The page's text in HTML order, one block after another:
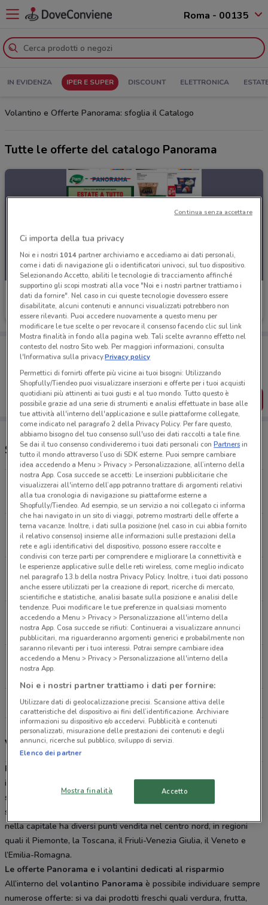
Roma - 00135
IN EVIDENZA IPER E SUPER DISCOUNT ELETTRONICA
Volantino e Offerte Panorama: sfoglia il Catalogo
Tutte le offerte del catalogo Panorama
Panorama
Scade mercoledì
Porta DoveConviene sempre con te!
Puoi trovare le migliori offerte dei negozi vicino a te,
dal tuo cellulare.
SCARICA L’APP
Supermercati e orari Panorama
Via Gino Frontali, 14 Roma
5.9 km
APERTO
Via Aurelia Km 8,05 Roma
6.6 km
APERTO
Via Tiburtina, 757 Roma
8.5 km
APERTO
Via Mario Rigamonti, 100 Roma
11.4 km
APERTO
Via Collatina, 858 Guidonia Montecelio
17.1 km
Tutti i negozi Panorama
Volantino, offerte e carta Per Te Panorama
Panorama
ipermercati del gruppo. Pam Panorama quindi si dedica ai
supermercati di grandi dimensioni proponendo ai clienti una grande
scelta di generi alimentari e non. L’insegna oltre alla sua presenza
nella capitale ha diversi punti vendita nel centro nord, in regioni
quali il Piemonte, la Toscana, il Friuli-Venezia Giulia, il Veneto e
l’Emilia-Romagna.
Le offerte Panorama e i volantini dedicati al risparmio
All’interno del volantino Panorama è possibile individuare sempre
numerose offerte: si va dai prodotti freschi quali verdura, frutta,
Ci importa della tua privacy
Noi e i nostri 1014partner archiviamo e accediamo ai dati personali,
come i dati di navigazione gli o identificatori univoci, sul tuo dispositivo.
Selezionando Accetto, abiliti le tecnologie di tracciamento affinché
supportino gli scopi mostrati alla voce "Noi e i nostri partner trattiamo i
dati da fornire". Nel caso in cui queste tecnologie dovessero essere
disabilitate, alcuni contenuti e annunci visualizzati potrebbero non
essere rilevanti. Puoi accedere nuovamente a questo menu per
modificare le tue scelte o per revocare il consenso facendo clic sul link
Mostra finalità in fondo alla pagina web. Tali scelte avranno effetto nel
contesto del nostro Sito web. Per maggiori informazioni, consulta
l'Informativa sulla privacy.Privacy policy
Permettici di fornirti offerte più vicine ai tuoi bisogni: Utilizzando
Shopfully/Tiendeo puoi visualizzare inserzioni e offerte per i tuoi acquisti
quotidiani più attinenti ai tuoi gusti e al tuo mondo. Tutto questo è
possibile grazie ad una serie di strumenti e analisi effettuate in base alle
tue attività all'interno dell'applicazione e sulle piattaforme collegate,
come indicato nel paragrafo 2 della Privacy Policy. Per fare questo,
abbiamo bisogno del tuo consenso sull'uso dei dati raccolti a tale fine.
Se dai il tuo consenso condivideremo i tuoi dati personali conPartnersin
tutto il mondo attraverso l’uso di SDK esterne. Puoi sempre cambiare
idea accedendo a Menu > Privacy > Personalizzazione, all’interno della
nostra App. Cosa succede se accetti: Le inserzioni pubblicitarie che
visualizzerai all'interno dell’app potranno trattare di argomenti relativi
alla tua cronologia di navigazione su piattaforme esterne a
Shopfully/Tiendeo. Ad esempio, se un servizio a noi collegato ci informa
che hai navigato in un sito di viaggi, potremo mostrarti delle offerte a
tema vacanze. Inoltre, i dati sulla posizione (nel caso in cui abbia fornito
il relativo consenso) insieme alle informazioni sulle prestazioni della
rete e agli identificativi del dispositivo, possono essere raccolte e
condivisi con terze parti per comprendere e migliorare la connettività e
le esperienze applicative sulle delle reti wireless, come meglio indicato
nel paragrafo 13.b della nostra Privacy Policy. Inoltre, i tuoi dati possono
anche essere utilizzati per la creazione di report, ricerche di mercato,
scientifiche e statistiche, analisi basate sulla posizione e analisi delle
tendenze. Puoi modificare le tue preferenze in qualsiasi momento
accedendo a Menu > Privacy > Personalizzazione all'interno della
nostra App. Cosa succede se rifiuti: Continuerai a visualizzare annunci
pubblicitari, ma riguarderanno argomenti generici e probabilmente non
saranno rilevanti per i tuoi interessi. Potrai sempre cambiare idea
accedendo a Menu > Privacy > Personalizzazione all'interno della
nostra App.
Noi e i nostri partner trattiamo i dati per fornire:
Utilizzare dati di geolocalizzazione precisi. Scansione attiva delle
caratteristiche del dispositivo ai fini dell’identificazione. Archiviare
informazioni su dispositivo e/o accedervi. Pubblicità e contenuti
personalizzati, misurazione delle prestazioni dei contenuti e degli
annunci, ricerche sul pubblico, sviluppo di servizi.
Elenco dei partner
Mostra finalità Accetto
Continua senza accettare